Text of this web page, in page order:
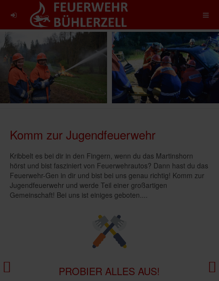
Komm zur Jugendfeuerwehr
Kribbelt es bei dir in den Fingern, wenn du das Martinshorn
hörst und bist fasziniert von Feuerwehrautos? Dann hast du das
Feuerwehr-Gen in dir und bist bei uns genau richtig! Komm zur
Jugendfeuerwehr und werde Teil einer großartigen
Gemeinschaft! Bei uns ist einiges geboten....
PROBIER ALLES AUS!